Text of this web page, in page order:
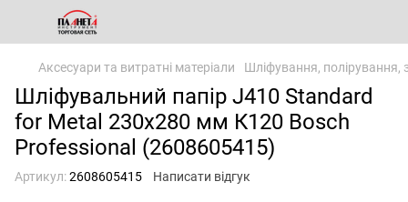
Аксесуари та витратні матеріали Шліфування, полірування,
Шліфувальний папір J410 Standard
for Metal 230x280 мм К120 Bosch
Professional (2608605415)
Артикул:2608605415 Написати відгук